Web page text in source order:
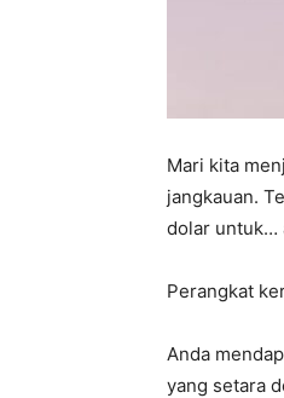
Mari kita
jangkauan.
dolar untuk…
Perangkat
Anda
yang setara